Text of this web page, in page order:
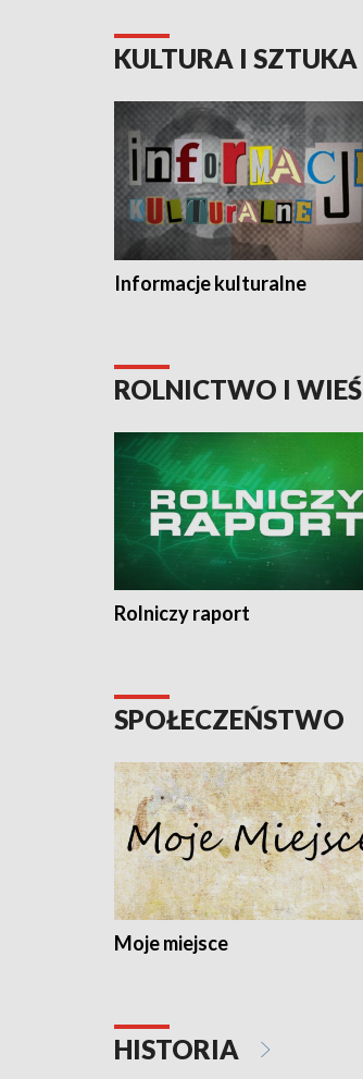
KULTURA I SZTUKA
Informacje kulturalne
ROLNICTWO I WIEŚ
Rolniczy raport
SPOŁECZEŃSTWO
Moje miejsce
HISTORIA